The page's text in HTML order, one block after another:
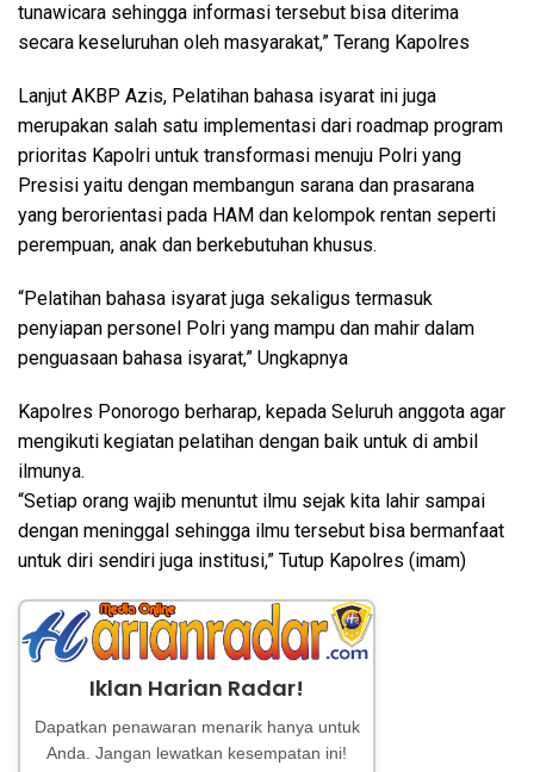
tunawicara sehingga informasi tersebut bisa diterima
secara keseluruhan oleh masyarakat,” Terang Kapolres
Lanjut AKBP Azis, Pelatihan bahasa isyarat ini juga
merupakan salah satu implementasi dari roadmap program
prioritas Kapolri untuk transformasi menuju Polri yang
Presisi yaitu dengan membangun sarana dan prasarana
yang berorientasi pada HAM dan kelompok rentan seperti
perempuan, anak dan berkebutuhan khusus.
“Pelatihan bahasa isyarat juga sekaligus termasuk
penyiapan personel Polri yang mampu dan mahir dalam
penguasaan bahasa isyarat,” Ungkapnya
Kapolres Ponorogo berharap, kepada Seluruh anggota agar
mengikuti kegiatan pelatihan dengan baik untuk di ambil
ilmunya.
“Setiap orang wajib menuntut ilmu sejak kita lahir sampai
dengan meninggal sehingga ilmu tersebut bisa bermanfaat
untuk diri sendiri juga institusi,” Tutup Kapolres (imam)
Iklan Harian Radar!
Dapatkan penawaran menarik hanya untuk
Anda. Jangan lewatkan kesempatan ini!